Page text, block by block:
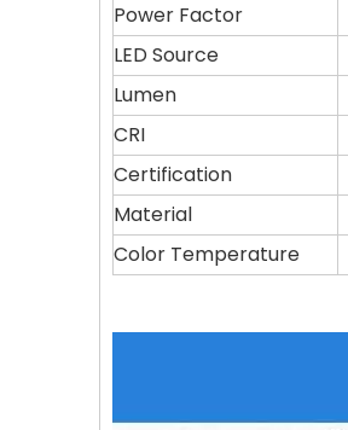
Power Factor
LED Source
Lumen
CRI
Certification
Material
Color Temperature